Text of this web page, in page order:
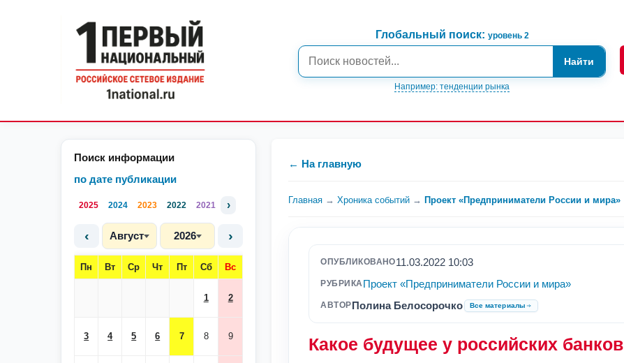
Глобальный поиск: уровень 2
Найти
Например: тенденции рынка
Поиск информации
по дате публикации
2025 2024 2023 2022 2021 ›
‹ Август 2026 ›
Пн Вт Ср Чт Пт Сб Вс
1 2
3 4 5 6 7 8 9
← На главную
Главная → Хроника событий → Проект «Предприниматели России и мира»
ОПУБЛИКОВАНО11.03.2022 10:03
РУБРИКАПроект «Предприниматели России и мира»
АВТОРПолина Белосорочко Все материалы
Какое будущее у российских банков